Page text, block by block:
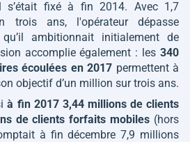
s’était fixé à fin 2014. Avec 1,7
trois ans, l'opérateur dépasse
ambitionnait initialement de
accomplie également : les 340
écoulées en 2017 permettent à
objectif d’un million sur trois ans.
à fin 2017 3,44 millions de clients
de clients forfaits mobiles (hors
à fin décembre 7,9 millions